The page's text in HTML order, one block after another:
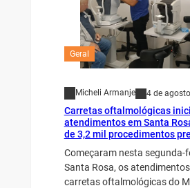
Geral
Micheli Armanje 4 de
Carretas oftalmológicas
atendimentos em Santa
de 3,2 mil procedimentos
Começaram nesta segunda-
Santa Rosa, os
carretas oftalmológicas do